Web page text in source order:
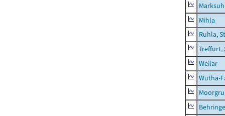
Mihla
Ruhla,
Treffurt,
Weilar
Wutha-